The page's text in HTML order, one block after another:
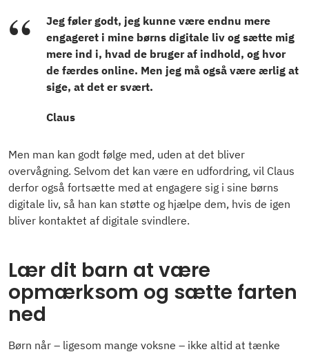
Jeg føler godt, jeg kunne være endnu mere
engageret i mine børns digitale liv og sætte mig
mere ind i, hvad de bruger af indhold, og hvor
de færdes online. Men jeg må også være ærlig at
sige, at det er svært.
Claus
Men man kan godt følge med, uden at det bliver
overvågning. Selvom det kan være en udfordring, vil Claus
derfor også fortsætte med at engagere sig i sine børns
digitale liv, så han kan støtte og hjælpe dem, hvis de igen
bliver kontaktet af digitale svindlere.
Lær dit barn at være
opmærksom og sætte farten
ned
Børn når – ligesom mange voksne – ikke altid at tænke